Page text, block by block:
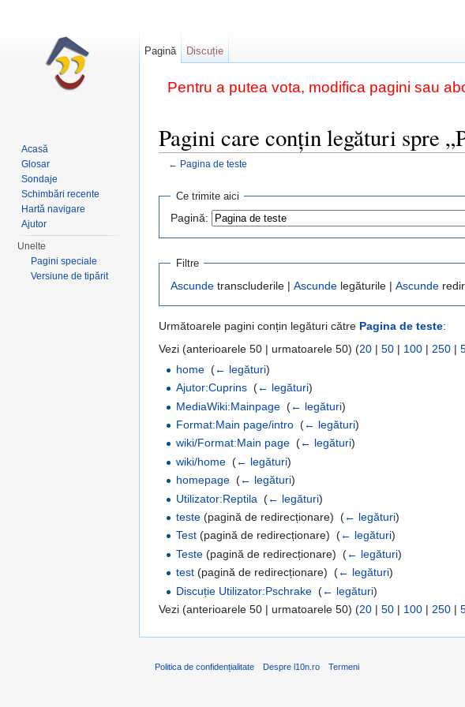
Pentru a putea vota, modifica pagini sau
Pagini care conțin legături spre
← Pagina de teste
Ce trimite aici
Pagină:
Filtre
Ascunde transcluderile | Ascunde legăturile | Ascunde
Următoarele pagini conțin legături către Pagina de teste:
Vezi (anterioarele 50 | urmatoarele 50) (20 | 50 | 100 | 250 |
home (← legături)
Ajutor:Cuprins (← legături)
MediaWiki:Mainpage (← legături)
Format:Main page/intro (← legături)
wiki/Format:Main page (← legături)
wiki/home (← legături)
homepage (← legături)
Utilizator:Reptila
(← legături)
teste (pagină de redirecționare) ‎ (← legături)
Test (pagină de redirecționare) ‎ (← legături)
Teste (pagină de redirecționare) ‎ (← legături)
test (pagină de redirecționare) ‎ (← legături)
Discuție Utilizator:Pschrake (← legături)
Vezi (anterioarele 50 | urmatoarele 50) (20 | 50 | 100 | 250 |
Pagină Discuție
Acasă
Glosar
Sondaje
Schimbări recente
Hartă navigare
Ajutor
Unelte
Pagini speciale
Versiune de tipărit
Politica de confidențialitate Despre l10n.ro Termeni